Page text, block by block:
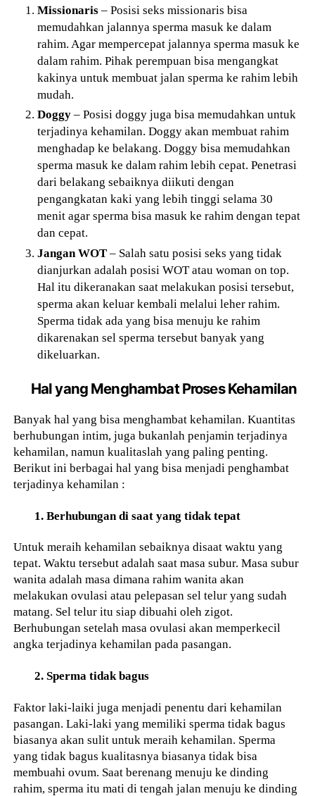
Missionaris – Posisi seks missionaris bisa
memudahkan jalannya sperma masuk ke dalam
rahim. Agar mempercepat jalannya sperma masuk ke
dalam rahim. Pihak perempuan bisa mengangkat
kakinya untuk membuat jalan sperma ke rahim lebih
mudah.
Doggy – Posisi doggy juga bisa memudahkan untuk
terjadinya kehamilan. Doggy akan membuat rahim
menghadap ke belakang. Doggy bisa memudahkan
sperma masuk ke dalam rahim lebih cepat. Penetrasi
dari belakang sebaiknya diikuti dengan
pengangkatan kaki yang lebih tinggi selama 30
menit agar sperma bisa masuk ke rahim dengan tepat
dan cepat.
Jangan WOT – Salah satu posisi seks yang tidak
dianjurkan adalah posisi WOT atau woman on top.
Hal itu dikeranakan saat melakukan posisi tersebut,
sperma akan keluar kembali melalui leher rahim.
Sperma tidak ada yang bisa menuju ke rahim
dikarenakan sel sperma tersebut banyak yang
dikeluarkan.
Hal yang Menghambat Proses Kehamilan
Banyak hal yang bisa menghambat kehamilan. Kuantitas
berhubungan intim, juga bukanlah penjamin terjadinya
kehamilan, namun kualitaslah yang paling penting.
Berikut ini berbagai hal yang bisa menjadi penghambat
terjadinya kehamilan :
1. Berhubungan di saat yang tidak tepat
Untuk meraih kehamilan sebaiknya disaat waktu yang
tepat. Waktu tersebut adalah saat masa subur. Masa subur
wanita adalah masa dimana rahim wanita akan
melakukan ovulasi atau pelepasan sel telur yang sudah
matang. Sel telur itu siap dibuahi oleh zigot.
Berhubungan setelah masa ovulasi akan memperkecil
angka terjadinya kehamilan pada pasangan.
2. Sperma tidak bagus
Faktor laki-laiki juga menjadi penentu dari kehamilan
pasangan. Laki-laki yang memiliki sperma tidak bagus
biasanya akan sulit untuk meraih kehamilan. Sperma
yang tidak bagus kualitasnya biasanya tidak bisa
membuahi ovum. Saat berenang menuju ke dinding
rahim, sperma itu mati di tengah jalan menuju ke dinding